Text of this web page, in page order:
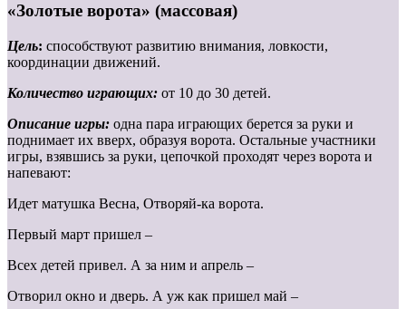
«Золотые ворота» (массовая)
Цель: способствуют развитию внимания, ловкости,
координации движений.
Количество играющих: от 10 до 30 детей.
Описание игры: одна пара играющих берется за руки и
поднимает их вверх, образуя ворота. Остальные участники
игры, взявшись за руки, цепочкой проходят через ворота и
напевают:
Идет матушка Весна, Отворяй-ка ворота.
Первый март пришел –
Всех детей привел. А за ним и апрель –
Отворил окно и дверь. А уж как пришел май –